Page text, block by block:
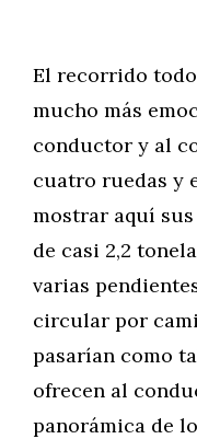
El recorrido
mucho más
conductor y al
cuatro ruedas y
mostrar aquí
de casi 2,2
varias
circular por
pasarían como
ofrecen al
panorámica de